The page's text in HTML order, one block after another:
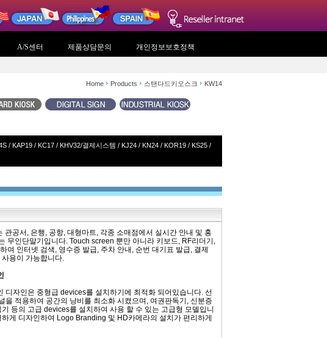
A/S센터 제품상담문의 개인정보보호정책
Home Products 스탠다드키오스크 KW14
/ KAP19 / KC17 / KHV32/결제시스템 / KJ24 / KN24 / KOR19 / KS25 /
관공서, 은행, 공항, 대형마트, 각종 소매점에서 실시간 안내 및 홍
무인단말기입니다. Touch screen 뿐만 아니라 키보드, RF리더기,
여 인터넷 검색, 영수증 발급, 주차 안내, 순번 대기표 발급, 결제
용이 가능합니다.
디자인은 중형급 devices를 설치하기에 최적화 되어있습니다. 선
을 적용하여 공간의 낭비를 최소화 시켰으며, 여권판독기, 신분증
등의 고급 devices를 설치하여 사용 할 수 있는 고급형 모델입니
게 디자인하여 Logo Branding 및 HD카메라의 설치가 편리하게